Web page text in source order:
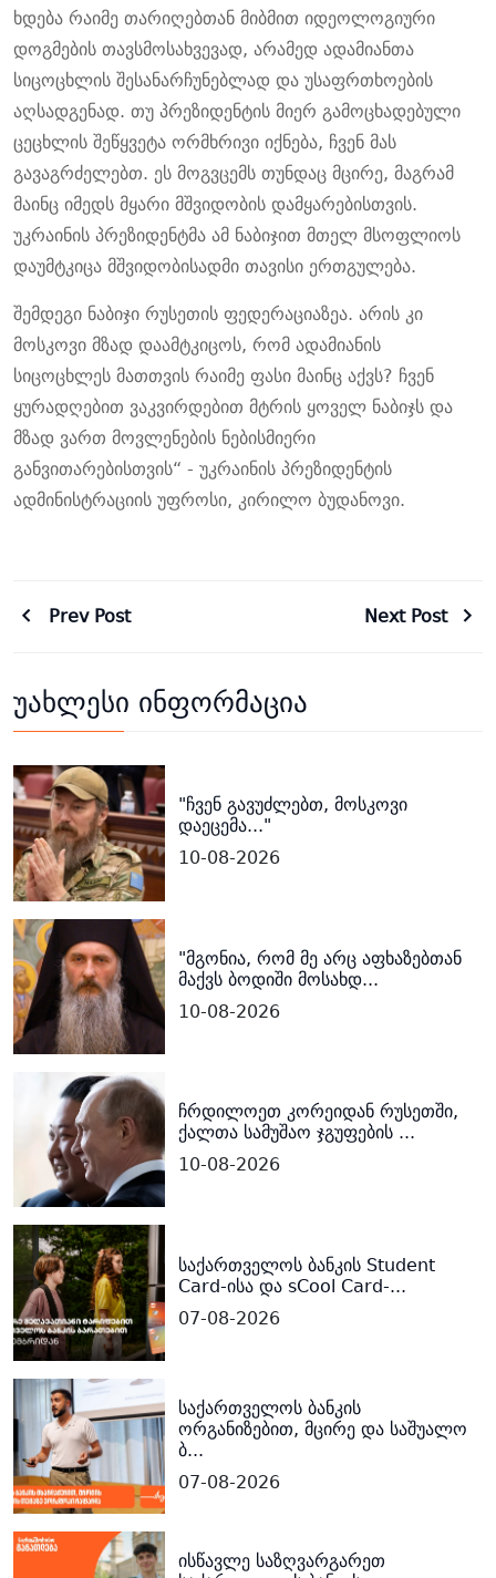
ხდება რაიმე თარიღებთან მიბმით იდეოლოგიური
დოგმების თავსმოსახვევად, არამედ ადამიანთა
სიცოცხლის შესანარჩუნებლად და უსაფრთხოების
აღსადგენად. თუ პრეზიდენტის მიერ გამოცხადებული
ცეცხლის შეწყვეტა ორმხრივი იქნება, ჩვენ მას
გავაგრძელებთ. ეს მოგვცემს თუნდაც მცირე, მაგრამ
მაინც იმედს მყარი მშვიდობის დამყარებისთვის.
უკრაინის პრეზიდენტმა ამ ნაბიჯით მთელ მსოფლიოს
დაუმტკიცა მშვიდობისადმი თავისი ერთგულება.
შემდეგი ნაბიჯი რუსეთის ფედერაციაზეა. არის კი
მოსკოვი მზად დაამტკიცოს, რომ ადამიანის
სიცოცხლეს მათთვის რაიმე ფასი მაინც აქვს? ჩვენ
ყურადღებით ვაკვირდებით მტრის ყოველ ნაბიჯს და
მზად ვართ მოვლენების ნებისმიერი
განვითარებისთვის“ - უკრაინის პრეზიდენტის
ადმინისტრაციის უფროსი, კირილო ბუდანოვი.
Prev Post Next Post
უახლესი ინფორმაცია
"ჩვენ გავუძლებთ, მოსკოვი
დაეცემა..."
10-08-2026
"მგონია, რომ მე არც აფხაზებთან
მაქვს ბოდიში მოსახდ...
10-08-2026
ჩრდილოეთ კორეიდან რუსეთში,
ქალთა სამუშაო ჯგუფების ...
10-08-2026
საქართველოს ბანკის Student
Card-ისა და sCool Card-...
07-08-2026
საქართველოს ბანკის
ორგანიზებით, მცირე და საშუალო
ბ...
07-08-2026
ისწავლე საზღვარგარეთ